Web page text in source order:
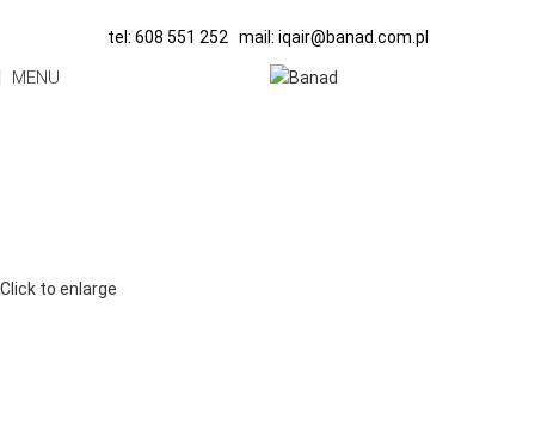
tel: 608 551 252 mail: iqair@banad.com.pl
MENU
Click to enlarge